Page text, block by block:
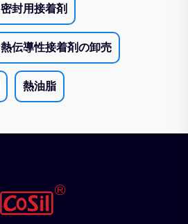
密封用接着剤
熱伝導性接着剤の卸売
熱油脂